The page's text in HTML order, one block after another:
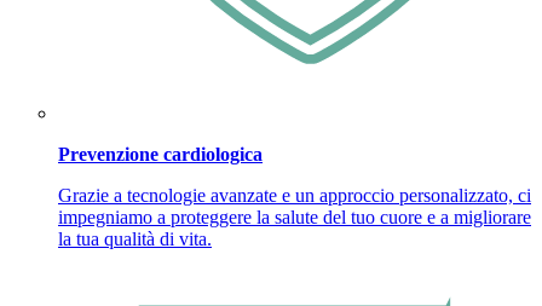
Prevenzione cardiologica
Grazie a tecnologie avanzate e un approccio personalizzato, ci
impegniamo a proteggere la salute del tuo cuore e a migliorare
la tua qualità di vita.